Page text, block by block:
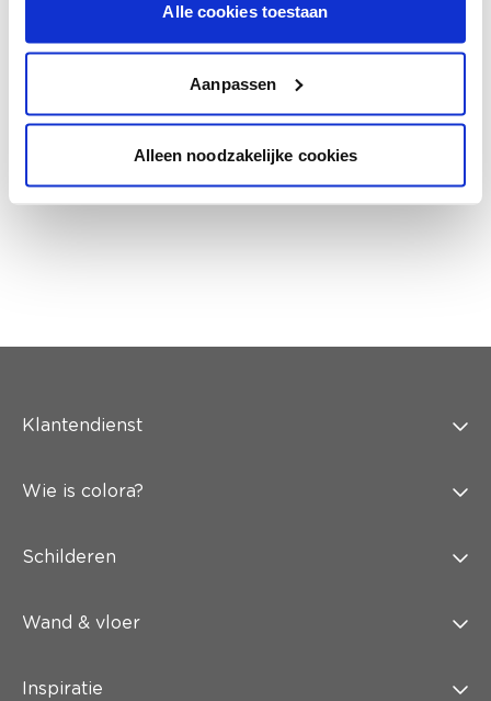
Alle cookies toestaan
Aanpassen
Alleen noodzakelijke cookies
Krijg kleuradvies op basis van de lichtinval
en je meubels.
Krijg ineens een technologische check-up
Klantendienst
Wie is colora?
Schilderen
Wand & vloer
Inspiratie